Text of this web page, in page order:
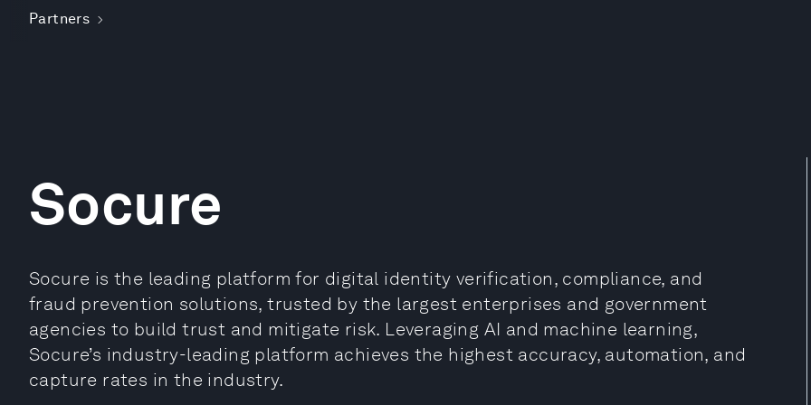
Partners
Socure
Socure is the leading platform for digital identity verification, compliance, and
fraud prevention solutions, trusted by the largest enterprises and government
agencies to build trust and mitigate risk. Leveraging AI and machine learning,
Socure’s industry-leading platform achieves the highest accuracy, automation, and
capture rates in the industry.